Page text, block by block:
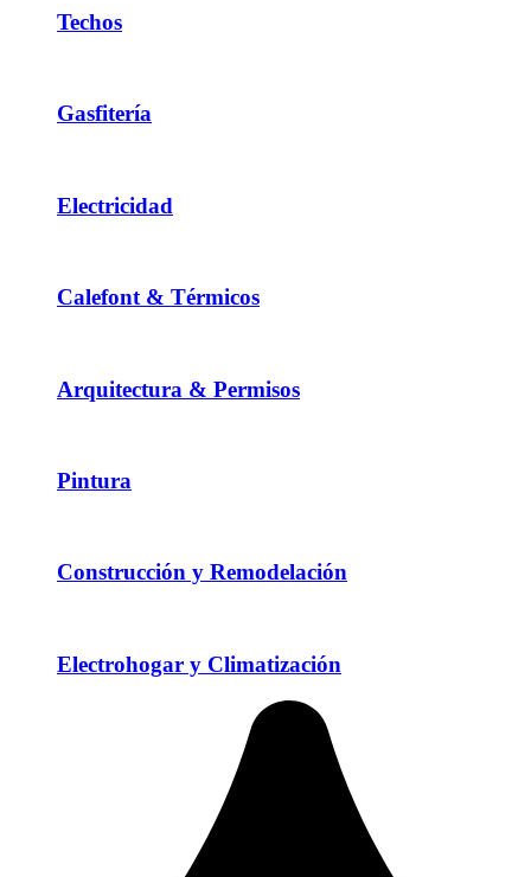
Techos
Gasfitería
Electricidad
Calefont & Térmicos
Arquitectura & Permisos
Pintura
Construcción y Remodelación
Electrohogar y Climatización